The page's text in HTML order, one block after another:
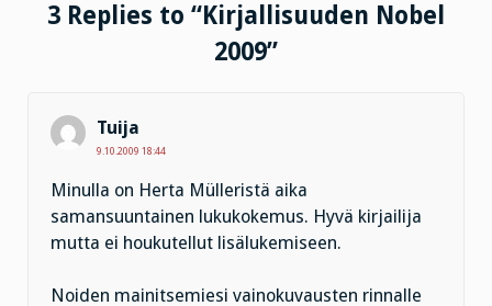
3 Replies to “Kirjallisuuden Nobel
2009”
Tuija
9.10.2009 18:44
Minulla on Herta Mülleristä aika
samansuuntainen lukukokemus. Hyvä kirjailija
mutta ei houkutellut lisälukemiseen.
Noiden mainitsemiesi vainokuvausten rinnalle